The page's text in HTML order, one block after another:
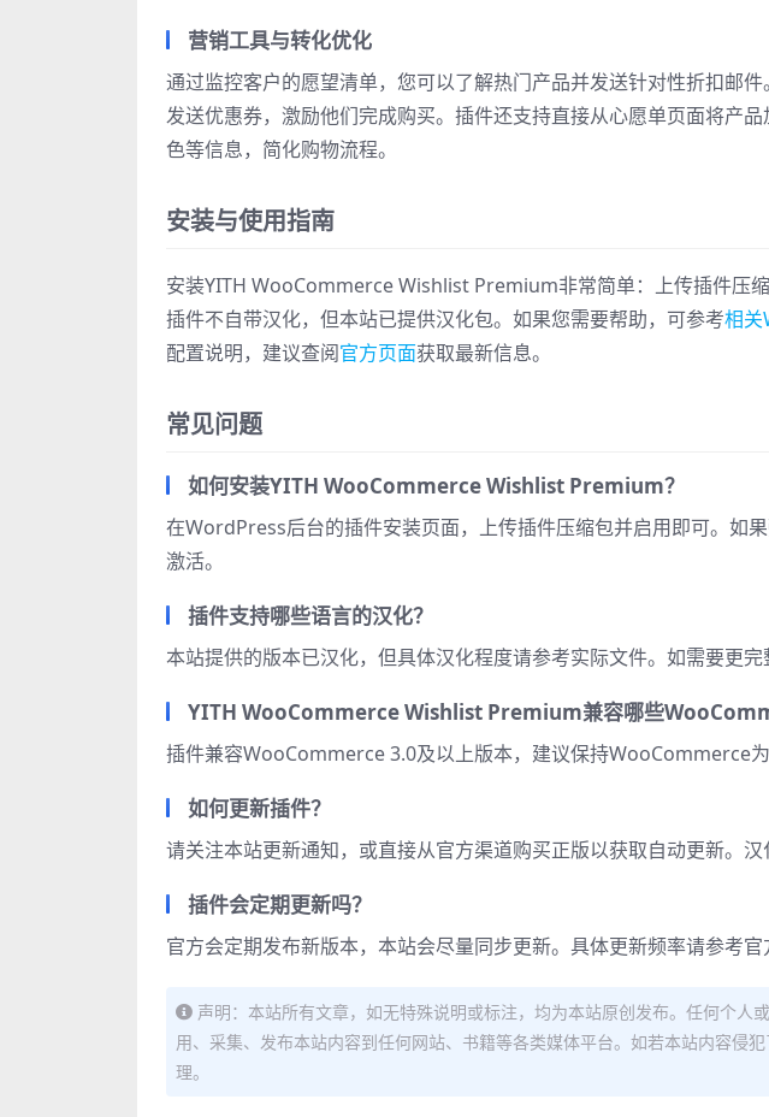
营销工具与转化优化
通过监控客户的愿望清单，您可以了解热门产品并发送针对性折扣邮
发送优惠券，激励他们完成购买。插件还支持直接从心愿单页面将产
色等信息，简化购物流程。
安装与使用指南
安装YITH WooCommerce Wishlist Premium非常简单：上传插件压缩
插件不自带汉化，但本站已提供汉化包。如果您需要帮助，可参考相
配置说明，建议查阅官方页面获取最新信息。
常见问题
如何安装YITH WooCommerce Wishlist Premium？
在WordPress后台的插件安装页面，上传插件压缩包并启用即可。如
激活。
插件支持哪些语言的汉化？
本站提供的版本已汉化，但具体汉化程度请参考实际文件。如需要更完
YITH WooCommerce Wishlist Premium兼容哪些
插件兼容WooCommerce 3.0及以上版本，建议保持WooCommerce为
如何更新插件？
请关注本站更新通知，或直接从官方渠道购买正版以获取自动更新。汉
插件会定期更新吗？
官方会定期发布新版本，本站会尽量同步更新。具体更新频率请参考官
声明：本站所有文章，如无特殊说明或标注，均为本站原创发布。任何个人
用、采集、发布本站内容到任何网站、书籍等各类媒体平台。如若本站内容侵
理。